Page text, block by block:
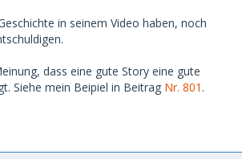
in seinem Video haben, noch
dass eine gute Story eine gute
Siehe mein Beipiel in Beitrag Nr. 801 .